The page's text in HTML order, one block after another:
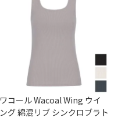
ワコール Wacoal Wing ウイ
ング 綿混リブ シンクロブラト